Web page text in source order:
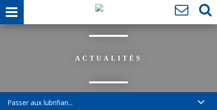
ACTUALITÉS
Passer aux lubrifian...